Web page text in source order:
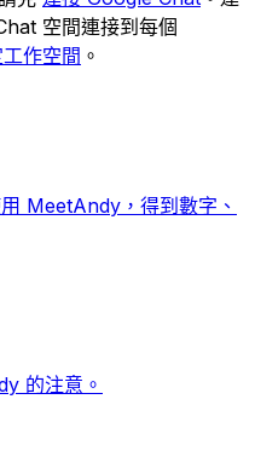
空間連接到每個
作空間 。
MeetAndy，得到數字、
的注意。